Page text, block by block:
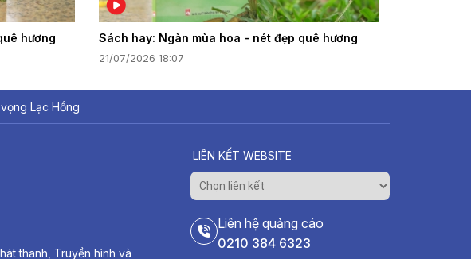
hương Sách hay: Ngàn mùa hoa - nét đẹp quê hương
21/07/2026 18:07
Lạc Hồng
thanh, Truyền hình và
LIÊN KẾT WEBSITE
Liên hệ quảng cáo
0210 384 6323